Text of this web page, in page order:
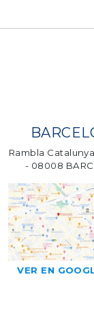
Rambla
- 08008
VER EN